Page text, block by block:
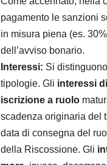
pagamento le sanzioni
in misura piena (es.
dell’avviso bonario.
Interessi: Si
tipologie. Gli interessi
iscrizione a ruolo
scadenza originaria del
data di consegna del
della Riscossione. Gli